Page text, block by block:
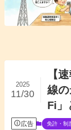
【
線
Fi」
2025
11/30
広告 免許・制